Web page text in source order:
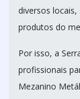
diversos
produtos do
Por isso, a
profissionais
Mezanino